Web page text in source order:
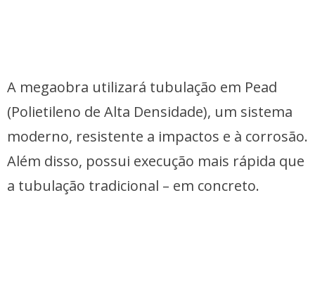
A megaobra utilizará tubulação em Pead
(Polietileno de Alta Densidade), um sistema
moderno, resistente a impactos e à corrosão.
Além disso, possui execução mais rápida que
a tubulação tradicional – em concreto.